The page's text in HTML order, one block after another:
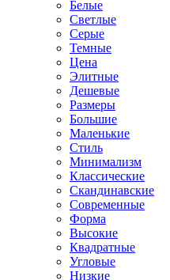
Белые
Светлые
Серые
Темные
Цена
Элитные
Дешевые
Размеры
Большие
Маленькие
Стиль
Минимализм
Классические
Скандинавские
Современные
Форма
Высокие
Квадратные
Угловые
Низкие